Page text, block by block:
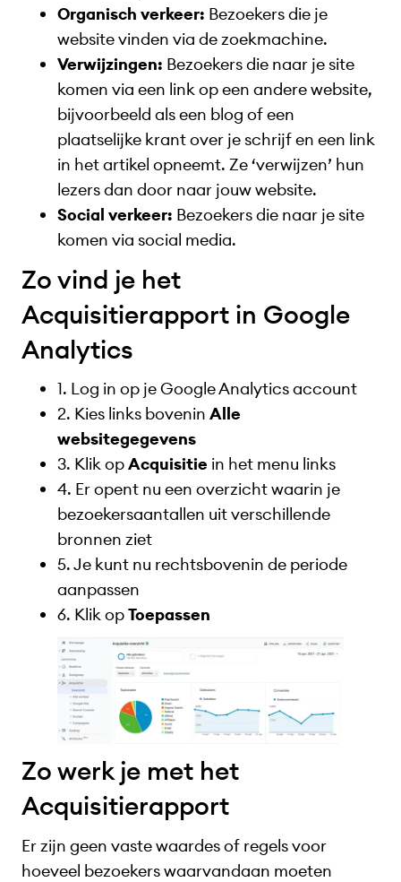
Organisch verkeer: Bezoekers die je
website vinden via de zoekmachine.
Verwijzingen: Bezoekers die naar je site
komen via een link op een andere website,
bijvoorbeeld als een blog of een
plaatselijke krant over je schrijf en een link
in het artikel opneemt. Ze ‘verwijzen’ hun
lezers dan door naar jouw website.
Social verkeer: Bezoekers die naar je site
komen via social media.
Zo vind je het
Acquisitierapport in Google
Analytics
1. Log in op je Google Analytics account
2. Kies links bovenin Alle
websitegegevens
3. Klik opAcquisitie in het menu links
4. Er opent nu een overzicht waarin je
bezoekersaantallen uit verschillende
bronnen ziet
5. Je kunt nu rechtsbovenin de periode
aanpassen
6. Klik opToepassen
Zo werk je met het
Acquisitierapport
Er zijn geen vaste waardes of regels voor
hoeveel bezoekers waarvandaan moeten